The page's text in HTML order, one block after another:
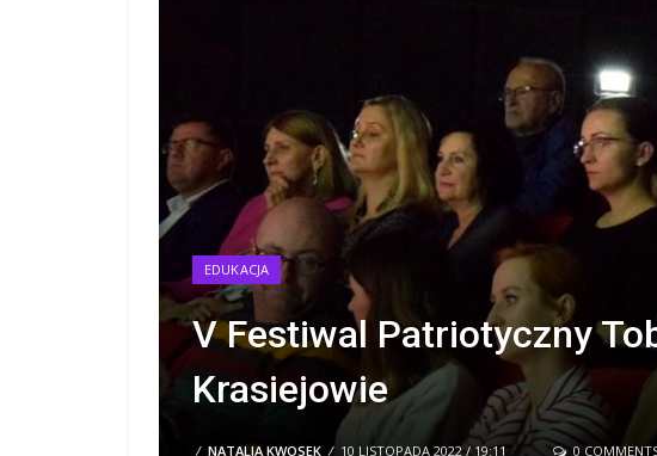
EDUKACJA
V Festiwal Patriotyczny
Krasiejowie
/ NATALIA KWOSEK / 10 LISTOPADA 2022 / 19:11 0